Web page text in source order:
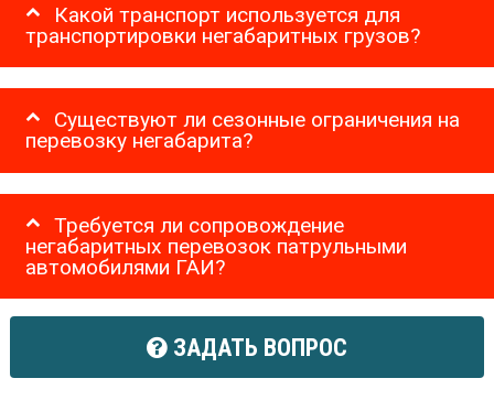
Какой транспорт используется для
транспортировки негабаритных грузов?
Существуют ли сезонные ограничения на
перевозку негабарита?
Требуется ли сопровождение
негабаритных перевозок патрульными
автомобилями ГАИ?
ЗАДАТЬ ВОПРОС